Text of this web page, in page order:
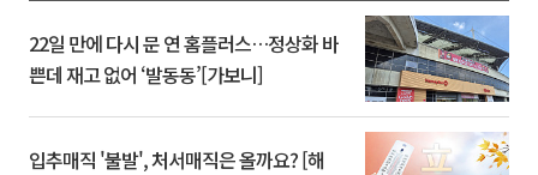
22일 만에 다시 문 연 홈플러스…정상화 바
쁜데 재고 없어 ‘발동동’[가보니]
입추매직 '불발', 처서매직은 올까요? [해